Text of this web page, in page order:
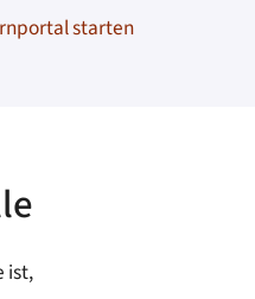
starten
ist,